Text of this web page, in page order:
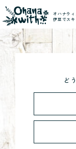
オハナウ
伊豆でス
ど